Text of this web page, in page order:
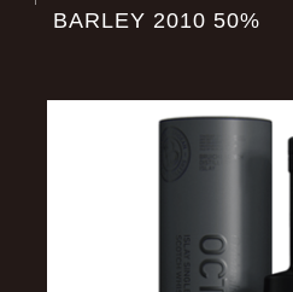
BARLEY 2010 50%